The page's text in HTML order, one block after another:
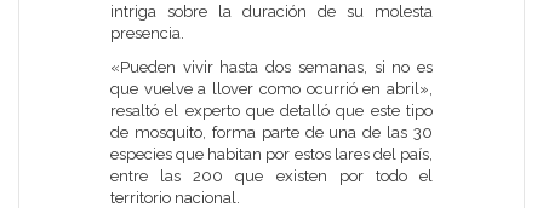
intriga sobre la duración de su molesta
presencia.
«Pueden vivir hasta dos semanas, si no es
que vuelve a llover como ocurrió en abril»,
resaltó el experto que detalló que este tipo
de mosquito, forma parte de una de las 30
especies que habitan por estos lares del país,
entre las 200 que existen por todo el
territorio nacional.